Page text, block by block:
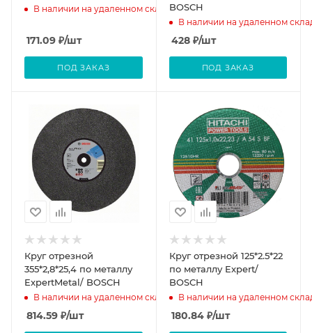
В наличии на удаленном складе
171.09 ₽/шт
ПОД ЗАКАЗ
BOSCH
В наличии на удаленном
428₽/шт
ПОД ЗАКАЗ
Круг отрезной
355*2,8*25,4 по металлу
ExpertMetal/ BOSCH
В наличии на удаленном складе
814.59 ₽/шт
Круг отрезной 125*2.5*22
по металлу Expert/
BOSCH
В наличии на удаленном
180.84₽/шт